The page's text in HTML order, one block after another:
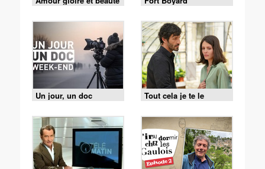
Un jour, un doc Tout cela je te le
donnerai